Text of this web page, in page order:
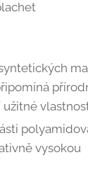
užitné
vysokou